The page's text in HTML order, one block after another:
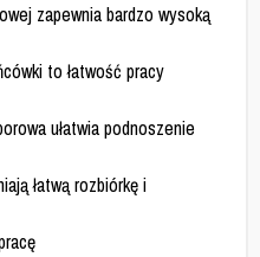
zapewnia bardzo wysoką
to łatwość pracy
ułatwia podnoszenie
łatwą rozbiórkę i